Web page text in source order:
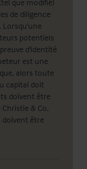
que modifié)
de diligence
Lorsqu'une
potentiels
d'identité
est une
alors toute
capital doit
doivent être
& Co,
doivent être